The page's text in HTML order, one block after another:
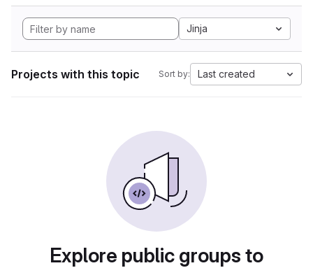
Jinja
Projects with this topic Sort by: Last created
Explore public groups to